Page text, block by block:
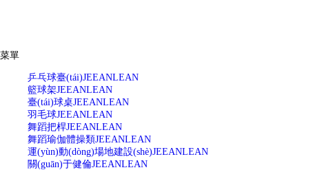
菜單
乒乓球臺(tái)JEEANLEAN
籃球架JEEANLEAN
臺(tái)球桌JEEANLEAN
羽毛球JEEANLEAN
舞蹈把桿JEEANLEAN
舞蹈瑜伽體操類JEEANLEAN
運(yùn)動(dòng)場地建設(shè)JEEANLEAN
關(guān)于健倫JEEANLEAN